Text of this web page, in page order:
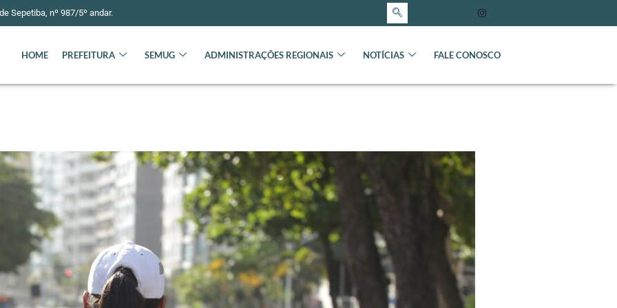
Sepetiba, nº 987/5º andar.
HOME PREFEITURA SEMUG ADMINISTRAÇÕES REGIONAIS NOTÍCIAS FALE CONOSCO